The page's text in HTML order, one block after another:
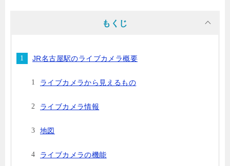
もくじ
JR名古屋駅のライブカメラ概要
ライブカメラから見えるもの
ライブカメラ情報
地図
ライブカメラの機能